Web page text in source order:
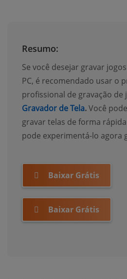
Resumo:
Se você desejar gravar
PC, é recomendado usar o
profissional de gravação de
Gravador de Tela.Você
gravar telas de forma
pode experimentá-lo agora
Baixar Grátis
Baixar Grátis